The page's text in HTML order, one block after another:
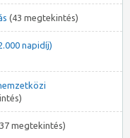
(43 megtekintés)
napidíj)
megtekintés)